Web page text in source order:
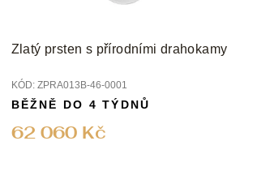
Zlatý prsten s přírodními drahokamy
KÓD: ZPRA013B-46-0001
62 060 Kč
BĚŽNĚ DO 4 TÝDNŮ